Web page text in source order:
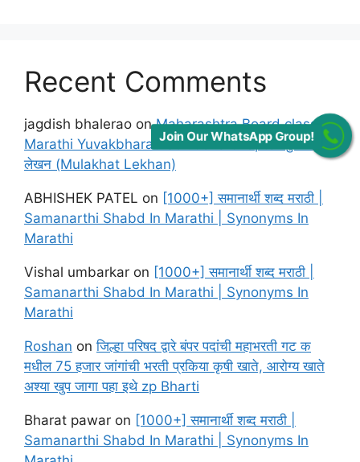
Recent Comments
jagdish bhalerao onMaharashtra Board class 12
Marathi Yuvakbharati Solutions Chapter मुलाखत
लेखन (Mulakhat Lekhan)
ABHISHEK PATEL on [1000+] समानार्थी शब्द मराठी |
Samanarthi Shabd In Marathi | Synonyms In
Marathi
Vishal umbarkar on [1000+] समानार्थी शब्द मराठी |
Samanarthi Shabd In Marathi | Synonyms In
Marathi
Roshan onजिल्हा परिषद द्वारे बंपर पदांची महाभरती गट क
मधील 75 हजार जांगांची भरती प्रकिया कृषी खाते, आरोग्य खाते
अश्या खुप जागा पहा इथे zp Bharti
Bharat pawar on [1000+] समानार्थी शब्द मराठी |
Samanarthi Shabd In Marathi | Synonyms In
Join Our WhatsApp Group!